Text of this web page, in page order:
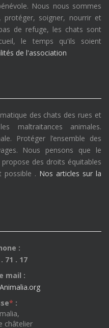
Nous nous sommes
protéger, soigner, nourrir et
de refuge, les chats sont
le temps qu'ils soient
de l'association
des chats des rues et
maltraitances animales.
Protéger l’ensemble des
Nous pensons que le
des droits équitables
possible . Nos articles sur la
:
71 . 17
mail :
* :
châtelier